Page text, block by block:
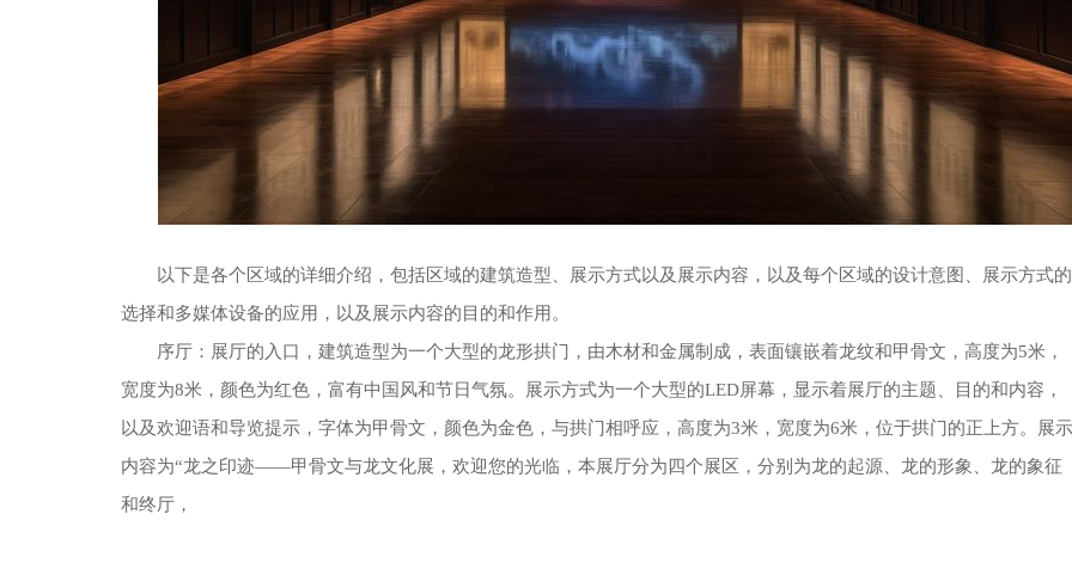
以下是各个区域的详细介绍，包括区域的建筑造型、展示方式以及展示内容，以及每个区域的设计意图、展示方式的
选择和多媒体设备的应用，以及展示内容的目的和作用。
序厅：展厅的入口，建筑造型为一个大型的龙形拱门，由木材和金属制成，表面镶嵌着龙纹和甲骨文，高度为5米，
宽度为8米，颜色为红色，富有中国风和节日气氛。展示方式为一个大型的LED屏幕，显示着展厅的主题、目的和内容，
以及欢迎语和导览提示，字体为甲骨文，颜色为金色，与拱门相呼应，高度为3米，宽度为6米，位于拱门的正上方。展示
内容为“龙之印迹——甲骨文与龙文化展，欢迎您的光临，本展厅分为四个展区，分别为龙的起源、龙的形象、龙的象征
和终厅，